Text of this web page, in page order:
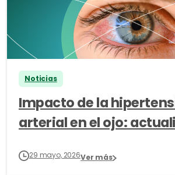
Noticias
Impacto de la
arterial en el ojo:
29 mayo, 2026Ver más